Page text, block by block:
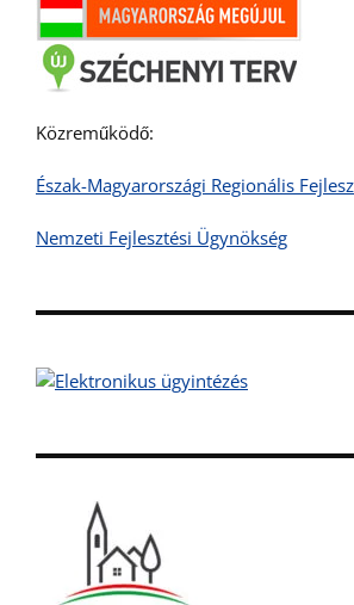
Közreműködő:
Észak-Magyarországi Regionális
Nemzeti Fejlesztési Ügynökség